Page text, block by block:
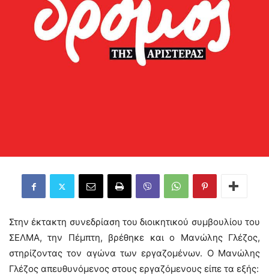
Στην έκτακτη συνεδρίαση του διοικητικού συμβουλίου του
ΣΕΛΜΑ, την Πέμπτη, βρέθηκε και ο Μανώλης Γλέζος,
στηρίζοντας τον αγώνα των εργαζομένων. Ο Μανώλης
Γλέζος απευθυνόμενος στους εργαζόμενους είπε τα εξής: